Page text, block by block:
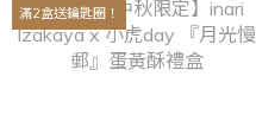
滿2盒送鑰匙圈！